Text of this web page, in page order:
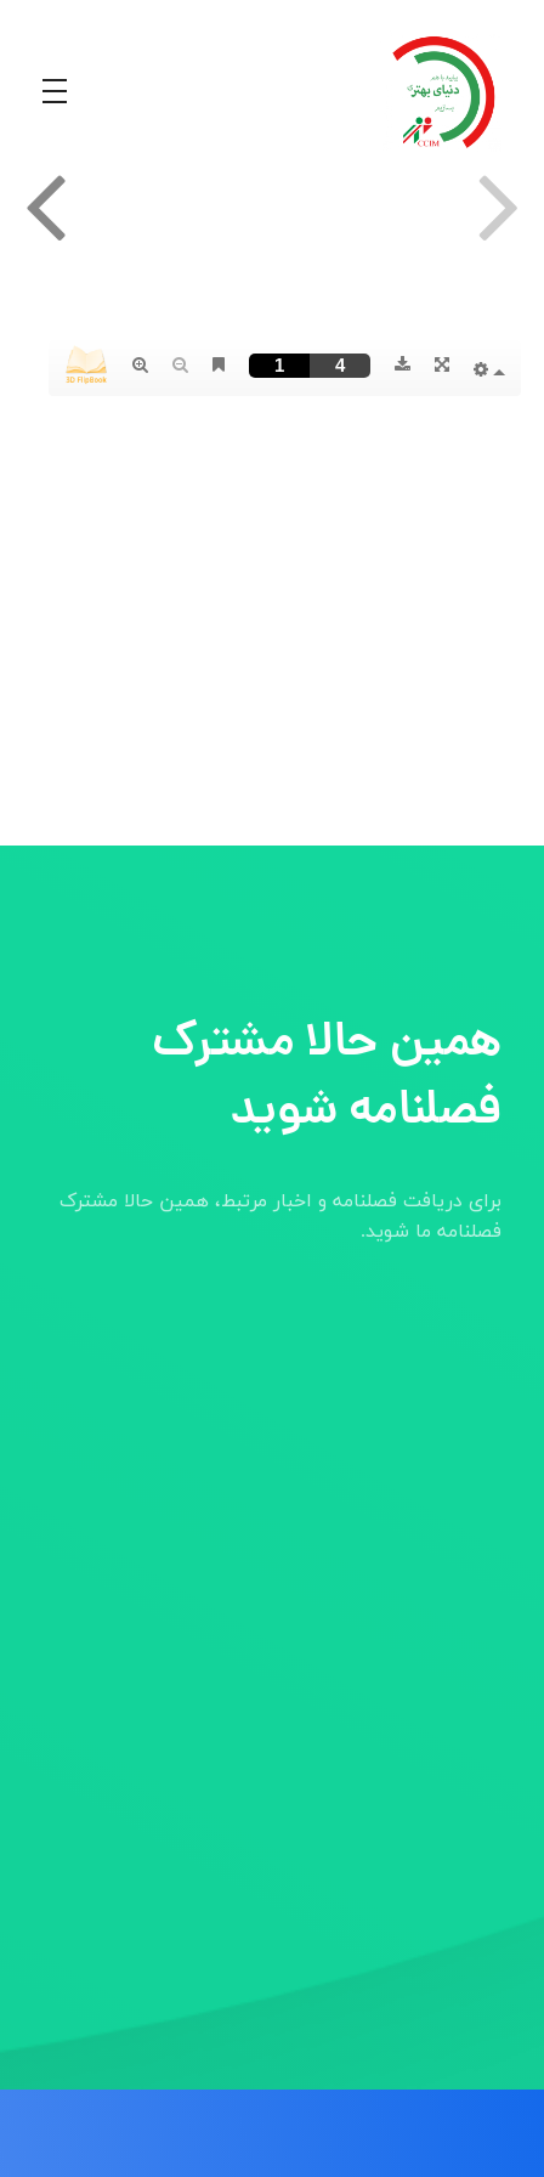
همین حالا مشترک
فصلنامه شوید
برای دریافت فصلنامه و اخبار مرتبط، همین حالا مشترک
فصلنامه ما شوید.